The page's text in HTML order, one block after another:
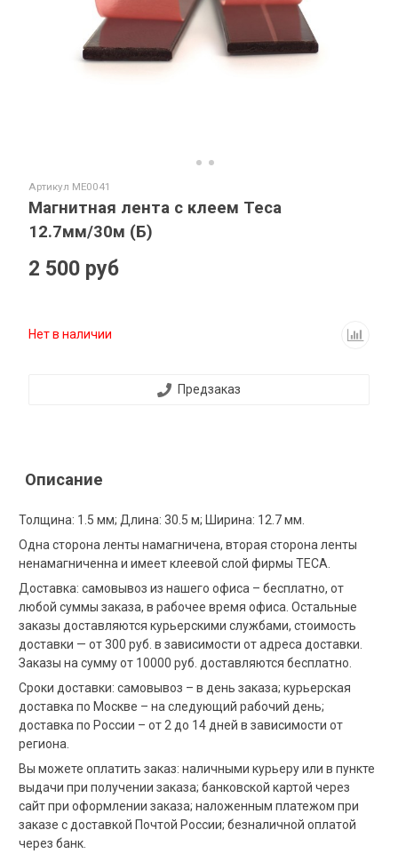
Артикул ME0041
Магнитная лента с клеем Теса
12.7мм/30м (Б)
Нет в наличии
2 500 руб
Предзаказ
Описание
Толщина: 1.5 мм; Длина: 30.5 м; Ширина: 12.7 мм.
Одна сторона ленты намагничена, вторая сторона ленты
ненамагниченна и имеет клеевой слой фирмы ТЕСА.
Доставка: самовывоз из нашего офиса – бесплатно, от
любой суммы заказа, в рабочее время офиса. Остальные
заказы доставляются курьерскими службами, стоимость
доставки — от 300 руб. в зависимости от адреса доставки.
Заказы на сумму от 10000 руб. доставляются бесплатно.
Сроки доставки: самовывоз – в день заказа; курьерская
доставка по Москве – на следующий рабочий день;
доставка по России – от 2 до 14 дней в зависимости от
региона.
Вы можете оплатить заказ: наличными курьеру или в пункте
выдачи при получении заказа; банковской картой через
сайт при оформлении заказа; наложенным платежом при
заказе с доставкой Почтой России; безналичной оплатой
через банк.